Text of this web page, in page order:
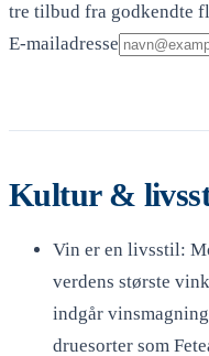
tre tilbud fra godkendte
E-mailadresse
Kultur &
Vin er en livsstil:
verdens største
indgår
druesorter som